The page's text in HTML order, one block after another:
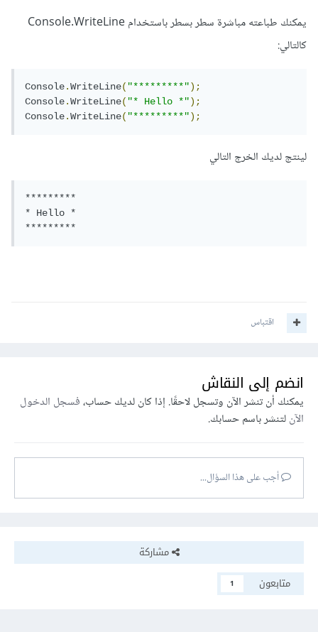
يمكنك طباعته مباشرة سطر بسطر باستخدام Console.WriteLine
كالتالي:
Console.WriteLine("*********");
Console.WriteLine("* Hello *");
Console.WriteLine("*********");
لينتج لديك الخرج التالي
*********
* Hello *
*********
اقتباس
انضم إلى النقاش
يمكنك أن تنشر الآن وتسجل لاحقًا. إذا كان لديك حساب،فسجل الدخول
الآنلتنشر باسم حسابك.
أجب على هذا السؤال...
مشاركة
متابعون
1